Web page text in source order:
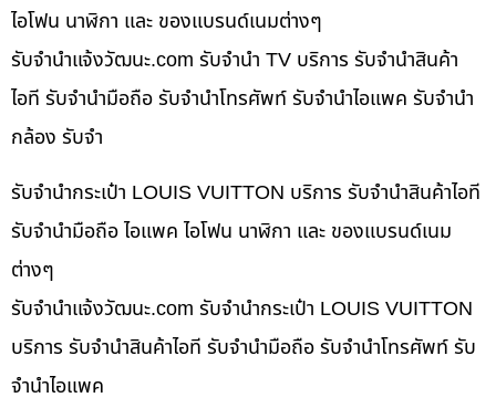
ไอโฟน นาฬิกา และ ของแบรนด์เนมต่างๆ
รับจํานําแจ้งวัฒนะ.com รับจำนำ TV บริการ รับจำนำสินค้า
ไอที รับจำนำมือถือ รับจำนำโทรศัพท์ รับจำนำไอแพค รับจำนำ
กล้อง รับจำ
รับจำนำกระเป๋า LOUIS VUITTON บริการ รับจำนำสินค้าไอที
รับจำนำมือถือ ไอแพค ไอโฟน นาฬิกา และ ของแบรนด์เนม
ต่างๆ
รับจํานําแจ้งวัฒนะ.com รับจำนำกระเป๋า LOUIS VUITTON
บริการ รับจำนำสินค้าไอที รับจำนำมือถือ รับจำนำโทรศัพท์ รับ
จำนำไอแพค